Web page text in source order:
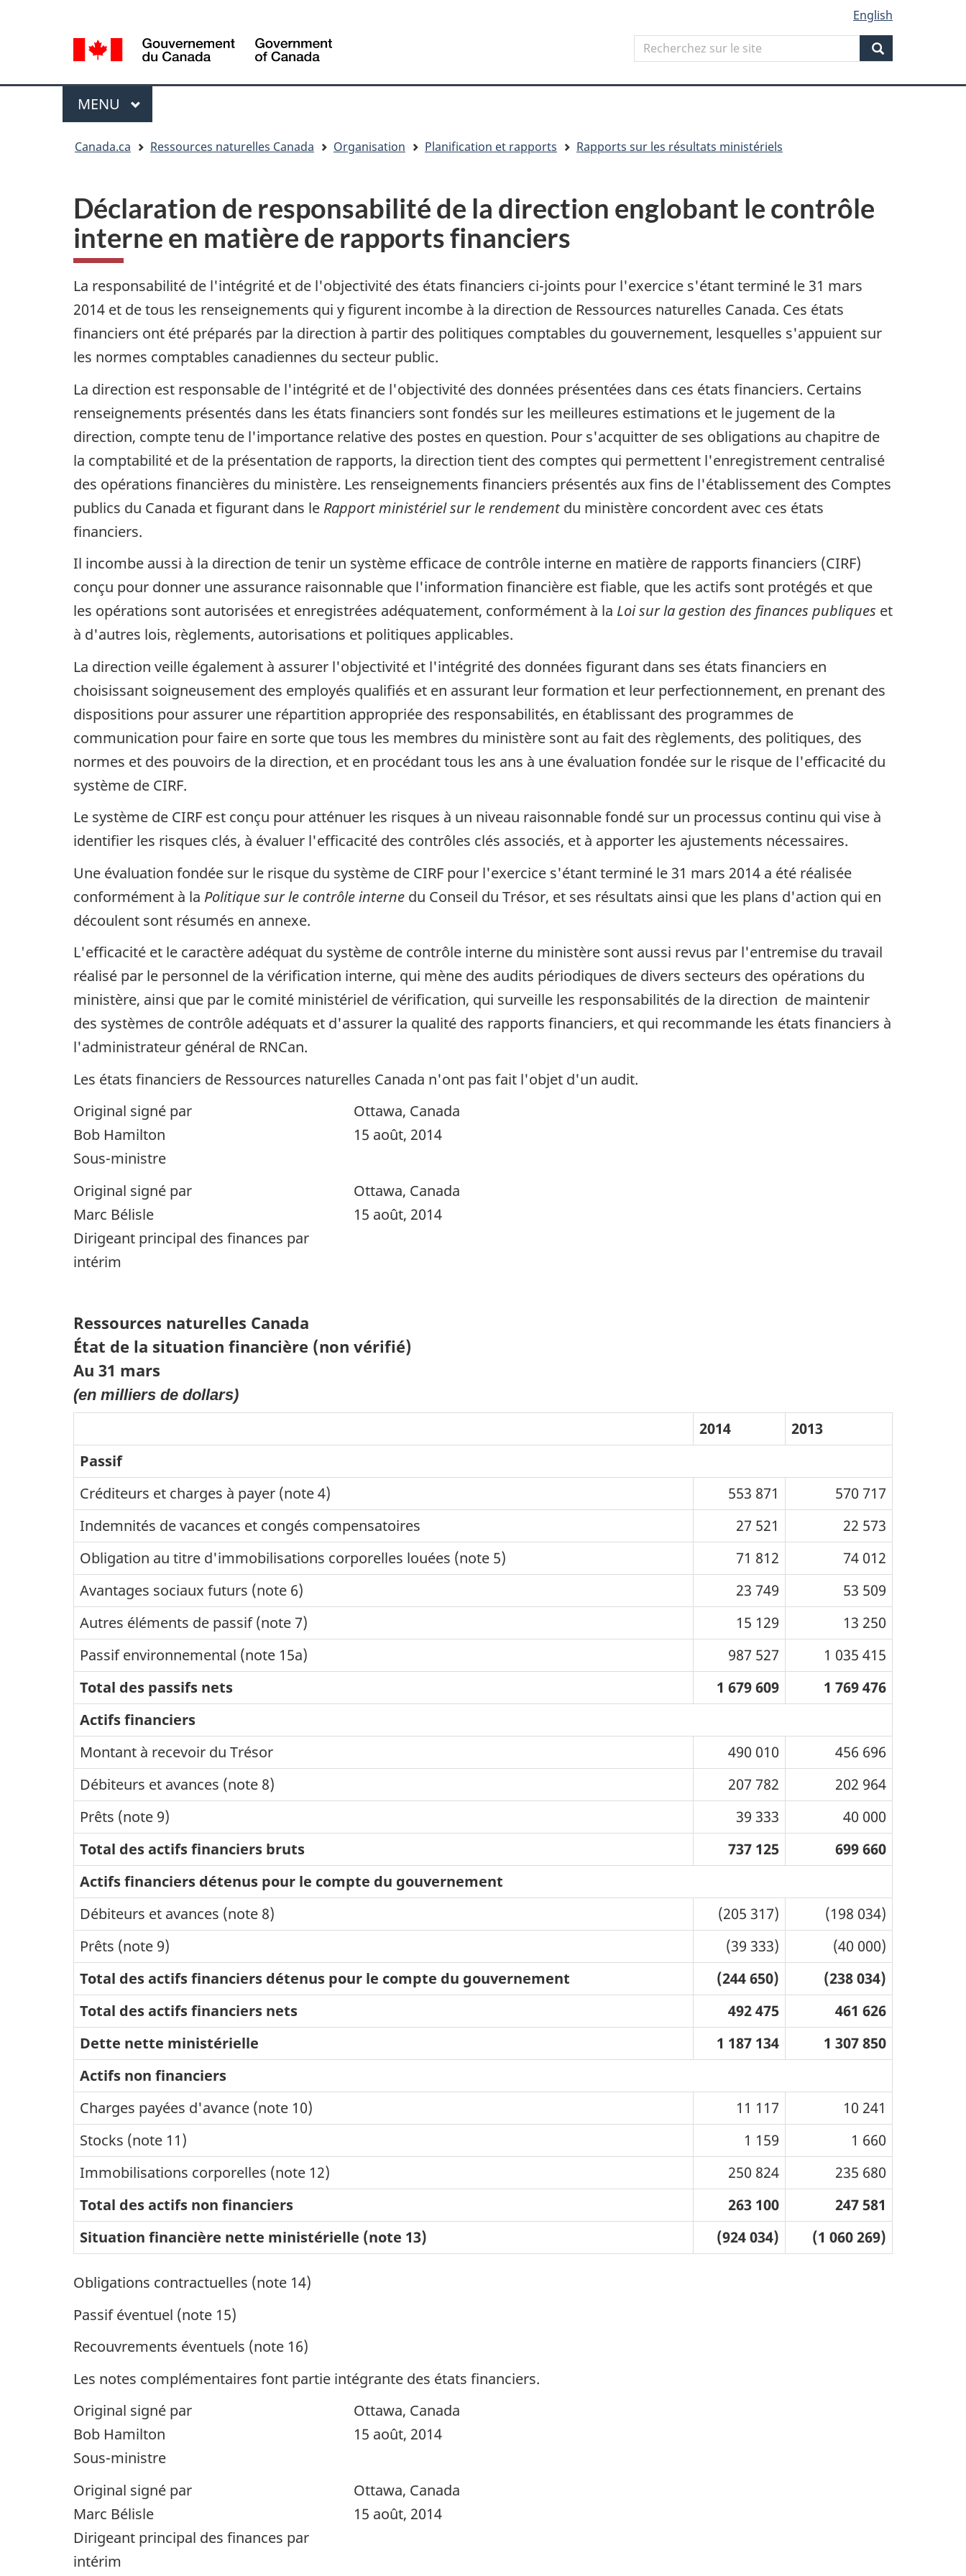
HTML
de
la
langue
selection
English
Search
Recherchez
sur
Search
Menu
MENU PRINCIPAL
Canada.ca Ressources naturelles Canada Organisation Planification et rapports Rapports sur les résultats ministériels
Déclaration de responsabilité de la direction englobant le contrôle
interne en matière de rapports financiers
La responsabilité de l'intégrité et de l'objectivité des états financiers ci-joints pour l'exercice s'étant terminé le 31 mars
2014 et de tous les renseignements qui y figurent incombe à la direction de Ressources naturelles Canada. Ces états
financiers ont été préparés par la direction à partir des politiques comptables du gouvernement, lesquelles s'appuient sur
les normes comptables canadiennes du secteur public.
La direction est responsable de l'intégrité et de l'objectivité des données présentées dans ces états financiers. Certains
renseignements présentés dans les états financiers sont fondés sur les meilleures estimations et le jugement de la
direction, compte tenu de l'importance relative des postes en question. Pour s'acquitter de ses obligations au chapitre de
la comptabilité et de la présentation de rapports, la direction tient des comptes qui permettent l'enregistrement centralisé
des opérations financières du ministère. Les renseignements financiers présentés aux fins de l'établissement des Comptes
publics du Canada et figurant dans le Rapport ministériel sur le rendementdu ministère concordent avec ces états
financiers.
Il incombe aussi à la direction de tenir un système efficace de contrôle interne en matière de rapports financiers (CIRF)
conçu pour donner une assurance raisonnable que l'information financière est fiable, que les actifs sont protégés et que
les opérations sont autorisées et enregistrées adéquatement, conformément à la Loi sur la gestion des finances publiques et
à d'autres lois, règlements, autorisations et politiques applicables.
La direction veille également à assurer l'objectivité et l'intégrité des données figurant dans ses états financiers en
choisissant soigneusement des employés qualifiés et en assurant leur formation et leur perfectionnement, en prenant des
dispositions pour assurer une répartition appropriée des responsabilités, en établissant des programmes de
communication pour faire en sorte que tous les membres du ministère sont au fait des règlements, des politiques, des
normes et des pouvoirs de la direction, et en procédant tous les ans à une évaluation fondée sur le risque de l'efficacité du
système de CIRF.
Le système de CIRF est conçu pour atténuer les risques à un niveau raisonnable fondé sur un processus continu qui vise à
identifier les risques clés, à évaluer l'efficacité des contrôles clés associés, et à apporter les ajustements nécessaires.
Une évaluation fondée sur le risque du système de CIRF pour l'exercice s'étant terminé le 31 mars 2014 a été réalisée
conformément à la Politique sur le contrôle interne du Conseil du Trésor, et ses résultats ainsi que les plans d'action qui en
découlent sont résumés en annexe.
L'efficacité et le caractère adéquat du système de contrôle interne du ministère sont aussi revus par l'entremise du travail
réalisé par le personnel de la vérification interne, qui mène des audits périodiques de divers secteurs des opérations du
ministère, ainsi que par le comité ministériel de vérification, qui surveille les responsabilités de la direction de maintenir
des systèmes de contrôle adéquats et d'assurer la qualité des rapports financiers, et qui recommande les états financiers à
l'administrateur général de RNCan.
Les états financiers de Ressources naturelles Canada n'ont pas fait l'objet d'un audit.
Original signé par
Bob Hamilton
Sous-ministre
Original signé par
Marc Bélisle
Dirigeant principal des finances par
intérim
Ottawa, Canada
15 août, 2014
Ottawa, Canada
15 août, 2014
Ressources naturelles Canada
État de la situation financière (non vérifié)
Au 31 mars
(en milliers de dollars)
2014
2013
Passif
Créditeurs et charges à payer (note 4)
553 871
570 717
Indemnités de vacances et congés compensatoires
27 521
22 573
Obligation au titre d'immobilisations corporelles louées (note 5)
71 812
74 012
Avantages sociaux futurs (note 6)
23 749
53 509
Autres éléments de passif (note 7)
15 129
13 250
Passif environnemental (note 15a)
987 527
1 035 415
Total des passifs nets
1 679 609
1 769 476
Actifs financiers
Montant à recevoir du Trésor
490 010
456 696
Débiteurs et avances (note 8)
207 782
202 964
Prêts (note 9)
39 333
40 000
Total des actifs financiers bruts
737 125
699 660
Actifs financiers détenus pour le compte du gouvernement
Débiteurs et avances (note 8)
(205 317)
(198 034)
Prêts (note 9)
(39 333)
(40 000)
Total des actifs financiers détenus pour le compte du gouvernement
(244 650)
(238 034)
Total des actifs financiers nets
492 475
461 626
Dette nette ministérielle
1 187 134
1 307 850
Actifs non financiers
Charges payées d'avance (note 10)
11 117
10 241
Stocks (note 11)
1 159
1 660
Immobilisations corporelles (note 12)
250 824
235 680
Total des actifs non financiers
263 100
247 581
Situation financière nette ministérielle (note 13)
(924 034) (1 060 269)
Obligations contractuelles (note 14)
Passif éventuel (note 15)
Recouvrements éventuels (note 16)
Les notes complémentaires font partie intégrante des états financiers.
Original signé par
Bob Hamilton
Sous-ministre
Original signé par
Marc Bélisle
Dirigeant principal des finances par
intérim
Ottawa, Canada
15 août, 2014
Ottawa, Canada
15 août, 2014